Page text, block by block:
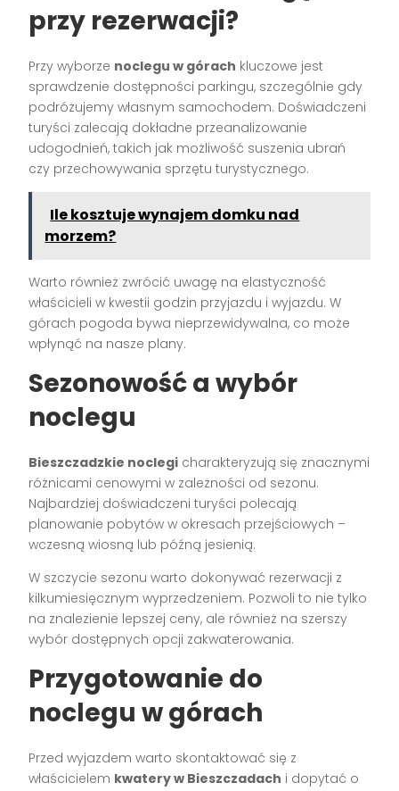
przy rezerwacji?
Przy wyborze noclegu w górach kluczowe jest
sprawdzenie dostępności parkingu, szczególnie gdy
podróżujemy własnym samochodem. Doświadczeni
turyści zalecają dokładne przeanalizowanie
udogodnień, takich jak możliwość suszenia ubrań
czy przechowywania sprzętu turystycznego.
Ile kosztuje wynajem domku nad
morzem?
Warto również zwrócić uwagę na elastyczność
właścicieli w kwestii godzin przyjazdu i wyjazdu. W
górach pogoda bywa nieprzewidywalna, co może
wpłynąć na nasze plany.
Sezonowość a wybór
noclegu
Bieszczadzkie noclegi charakteryzują się znacznymi
różnicami cenowymi w zależności od sezonu.
Najbardziej doświadczeni turyści polecają
planowanie pobytów w okresach przejściowych –
wczesną wiosną lub późną jesienią.
W szczycie sezonu warto dokonywać rezerwacji z
kilkumiesięcznym wyprzedzeniem. Pozwoli to nie tylko
na znalezienie lepszej ceny, ale również na szerszy
wybór dostępnych opcji zakwaterowania.
Przygotowanie do
noclegu w górach
Przed wyjazdem warto skontaktować się z
właścicielem kwatery w Bieszczadach i dopytać o